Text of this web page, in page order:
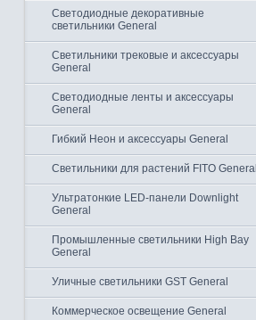
Светодиодные декоративные
светильники General
Светильники трековые и аксессуары
General
Светодиодные ленты и аксессуары
General
Гибкий Неон и аксессуары General
Светильники для растений FITO General
Ультратонкие LED-панели Downlight
General
Промышленные светильники High Bay
General
Уличные светильники GST General
Коммерческое освещение General